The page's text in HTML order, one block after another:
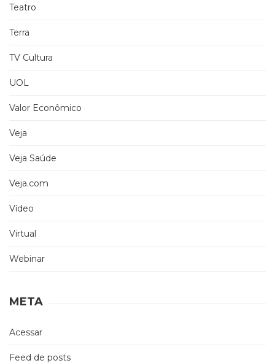
Teatro
Terra
TV Cultura
UOL
Valor Econômico
Veja
Veja Saúde
Veja.com
Vídeo
Virtual
Webinar
META
Acessar
Feed de posts